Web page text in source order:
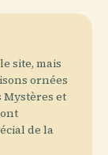
site, mais
ornées
Mystères et
de la